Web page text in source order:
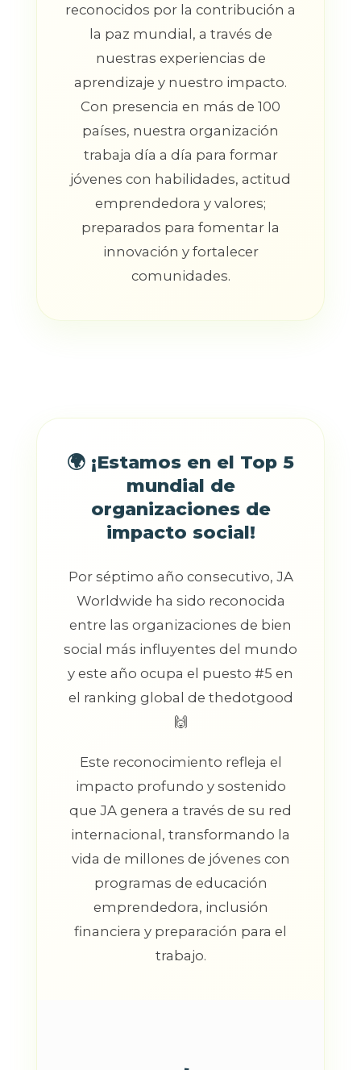
reconocidos por la contribución a
la paz mundial, a través de
nuestras experiencias de
aprendizaje y nuestro impacto.
Con presencia en más de 100
países, nuestra organización
trabaja día a día para formar
jóvenes con habilidades, actitud
emprendedora y valores;
preparados para fomentar la
innovación y fortalecer
comunidades.
🌍 ¡Estamos en el Top 5
mundial de
organizaciones de
impacto social!
Por séptimo año consecutivo, JA
Worldwide ha sido reconocida
entre las organizaciones de bien
social más influyentes del mundo
y este año ocupa el puesto #5 en
el ranking global de thedotgood
🙌
Este reconocimiento refleja el
impacto profundo y sostenido
que JA genera a través de su red
internacional, transformando la
vida de millones de jóvenes con
programas de educación
emprendedora, inclusión
financiera y preparación para el
trabajo.